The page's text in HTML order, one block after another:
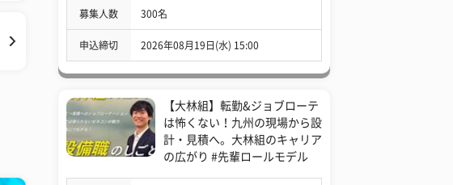
募集人数 300名
申込締切 2026年08月19日(水) 15:00
【大林組】転勤&ジョブローテ
は怖くない！九州の現場から設
計・見積へ。大林組のキャリア
の広がり #先輩ロールモデル